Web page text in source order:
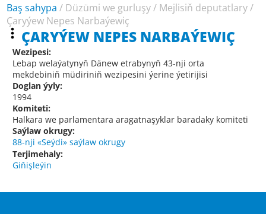
Baş sahypa / Düzümi we gurluşy/ Mejlisiň deputatlary/
Çaryýew Nepes Narbaýewiç
ÇARYÝEW NEPES NARBAÝEWIÇ
Wezipesi:
Lebap welaýatynyň Dänew etrabynyň 43-nji orta
mekdebiniň müdiriniň wezipesini ýerine ýetirijisi
Doglan ýyly:
1994
Komiteti:
Halkara we parlamentara aragatnaşyklar baradaky komiteti
Saýlaw okrugy:
88-nji «Seýdi» saýlaw okrugy
Terjimehaly:
Giňişleýin